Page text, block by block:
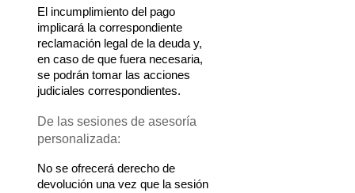
El incumplimiento del pago
implicará la correspondiente
reclamación legal de la deuda y,
en caso de que fuera necesaria,
se podrán tomar las acciones
judiciales correspondientes.
De las sesiones de asesoría
personalizada:
No se ofrecerá derecho de
devolución una vez que la sesión